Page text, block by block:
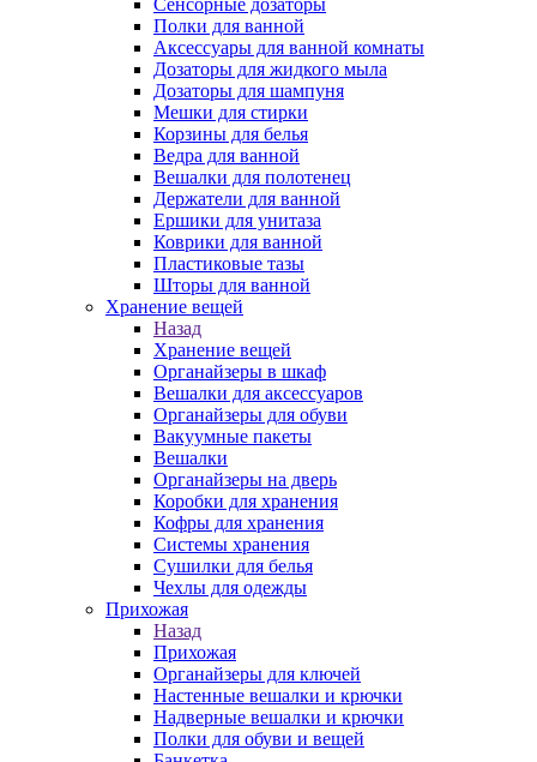
Сенсорные дозаторы
Полки для ванной
Аксессуары для ванной комнаты
Дозаторы для жидкого мыла
Дозаторы для шампуня
Мешки для стирки
Корзины для белья
Ведра для ванной
Вешалки для полотенец
Держатели для ванной
Ершики для унитаза
Коврики для ванной
Пластиковые тазы
Шторы для ванной
Хранение вещей
Назад
Хранение вещей
Органайзеры в шкаф
Вешалки для аксессуаров
Органайзеры для обуви
Вакуумные пакеты
Вешалки
Органайзеры на дверь
Коробки для хранения
Кофры для хранения
Системы хранения
Сушилки для белья
Чехлы для одежды
Прихожая
Назад
Прихожая
Органайзеры для ключей
Настенные вешалки и крючки
Надверные вешалки и крючки
Полки для обуви и вещей